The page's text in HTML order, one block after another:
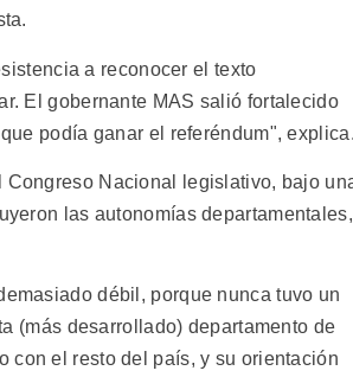
a reconocer el texto
El gobernante MAS salió fortalecido
podía ganar el referéndum",
Congreso Nacional legislativo, bajo
las autonomías departamentales,
débil, porque nunca tuvo un
(más desarrollado) departamento de
con el resto del país, y su orientación